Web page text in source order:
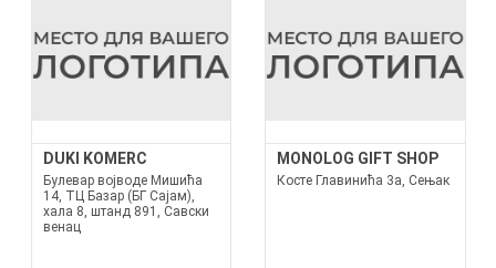
DUKI KOMERC
Булевар војводе Мишића
14, ТЦ Базар (БГ Сајам),
хала 8, штанд 891, Савски
венац
MONOLOG GIFT SHOP
Косте Главинића 3а, Сењак